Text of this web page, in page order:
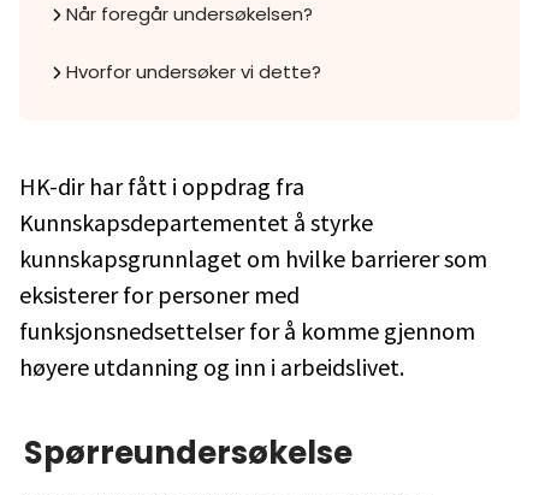
Når foregår undersøkelsen?
Hvorfor undersøker vi dette?
HK-dir har fått i oppdrag fra
Kunnskapsdepartementet å styrke
kunnskapsgrunnlaget om hvilke barrierer som
eksisterer for personer med
funksjonsnedsettelser for å komme gjennom
høyere utdanning og inn i arbeidslivet.
Spørreundersøkelse